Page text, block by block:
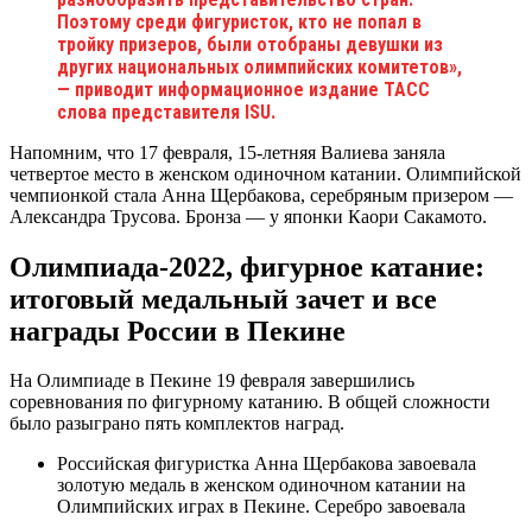
Поэтому среди фигуристок, кто не попал в
тройку призеров, были отобраны девушки из
других национальных олимпийских комитетов»,
— приводит информационное издание ТАСС
слова представителя ISU.
Напомним, что 17 февраля, 15-летняя Валиева заняла
четвертое место в женском одиночном катании. Олимпийской
чемпионкой стала Анна Щербакова, серебряным призером —
Александра Трусова. Бронза — у японки Каори Сакамото.
Олимпиада-2022, фигурное катание:
итоговый медальный зачет и все
награды России в Пекине
На Олимпиаде в Пекине 19 февраля завершились
соревнования по фигурному катанию. В общей сложности
было разыграно пять комплектов наград.
Российская фигуристка Анна Щербакова завоевала
золотую медаль в женском одиночном катании на
Олимпийских играх в Пекине. Серебро завоевала